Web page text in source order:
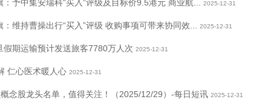
予中集安瑞科“买入”评级及目标价9.5港元 商业航... 2025-12-31
维持曹操出行“买入”评级 收购事项可带来协同效... 2025-12-31
假期运输预计发送旅客7780万人次 2025-12-31
仁心医术暖人心 2025-12-31
念股龙头名单，值得关注！（2025/12/29）-每日短讯 2025-12-31